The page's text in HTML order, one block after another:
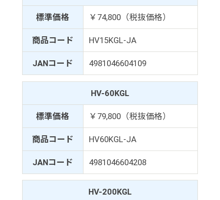
標準価格 ￥74,800（税抜価格）
商品コード HV15KGL-JA
JANコード 4981046604109
HV-60KGL
標準価格 ￥79,800（税抜価格）
商品コード HV60KGL-JA
JANコード 4981046604208
HV-200KGL